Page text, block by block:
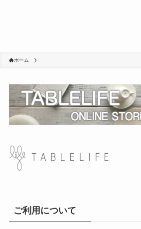
ホーム
ご利用について